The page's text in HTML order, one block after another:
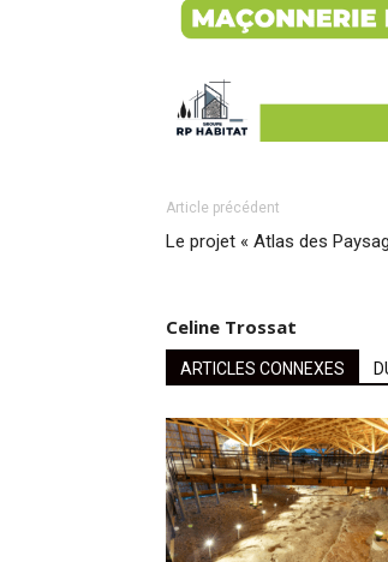
Article précédent
Le projet « Atlas des
Celine Trossat
ARTICLES CONNEXES